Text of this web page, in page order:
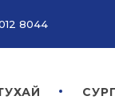
8044